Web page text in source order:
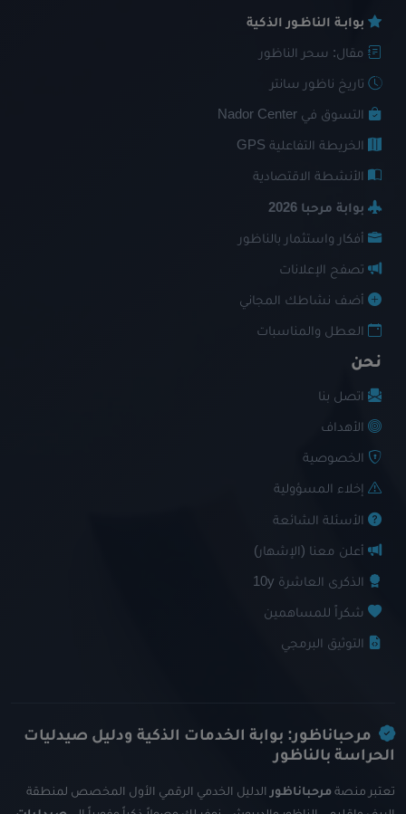
بوابـة الناظـور الذكية
مقال: سحر الناظور
تاريخ ناظور سانتر
التسوق في Nador Center
الخريطة التفاعلية GPS
الأنشطة الاقتصادية
بوابة مرحبا 2026
أفكار واستثمار بالناظور
تصفح الإعلانات
أضف نشاطك المجاني
العطل والمناسبات
نحن
اتصل بنا
الأهداف
الخصوصية
إخلاء المسؤولية
الأسئلة الشائعة
أعلن معنا (الإشهار)
الذكرى العاشرة 10y
شكراً للمساهمين
التوثيق البرمجي
مرحباناظور: بوابة الخدمات الذكية ودليل صيدليات
الحراسة بالناظور
تعتبر منصة مرحباناظور الدليل الخدمي الرقمي الأول المخصص لمنطقة